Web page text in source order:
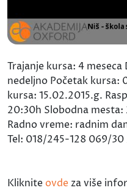
Trajanje kursa: 4
nedeljno Početak kursa:
kursa: 15.02.2015.g.
20:30h Slobodna mesta:
Radno vreme: radnim
Tel: 018/245-128 069/
Kliknite ovde za više